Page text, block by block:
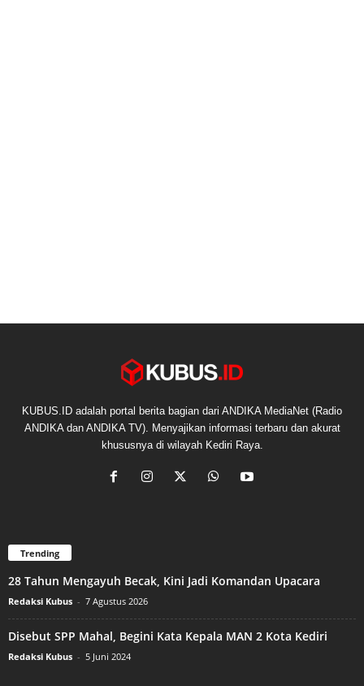
KUBUS.ID adalah portal berita bagian dari ANDIKA MediaNet (Radio
ANDIKA dan ANDIKA TV). Menyajikan informasi terbaru dan akurat
khususnya di wilayah Kediri Raya.
Trending
28 Tahun Mengayuh Becak, Kini Jadi Komandan Upacara
Redaksi Kubus - 7 Agustus 2026
Disebut SPP Mahal, Begini Kata Kepala MAN 2 Kota Kediri
Redaksi Kubus - 5 Juni 2024